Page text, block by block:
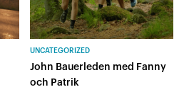
UNCATEGORIZED
John Bauerleden med Fanny
och Patrik